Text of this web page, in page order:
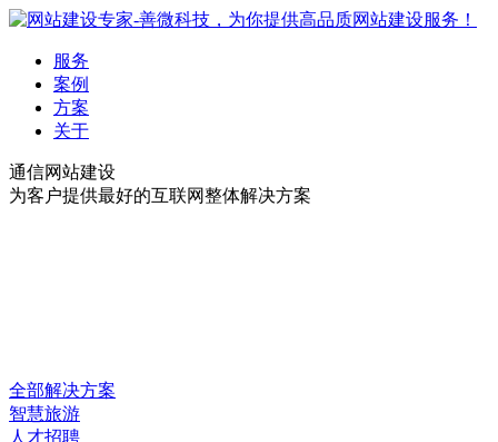
服务
案例
方案
关于
通信网站建设
为客户提供最好的互联网整体解决方案
全部解决方案
智慧旅游
人才招聘